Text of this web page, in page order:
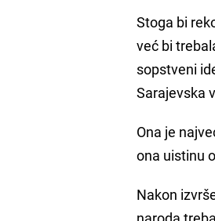
Stoga bi
već bi
sopstveni
Sarajevska
Ona je
ona uistinu
Nakon